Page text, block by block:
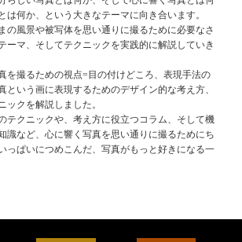
は何か、という大きなテーマに向き合います。
の風景や被写体を思い通りに撮るために必要なさ
ーマ、そしてテクニックを実践的に解説していき
を撮るための視点=目の付けどころ、表現手法の
という画に表現するためのデザイン的な考え方、
ックを解説しました。
テクニックや、考え方に役立つコラム、そして機
識など、心に響く写真を思い通りに撮るためにち
っぱいにつめこんだ、写真がもっと好きになる一